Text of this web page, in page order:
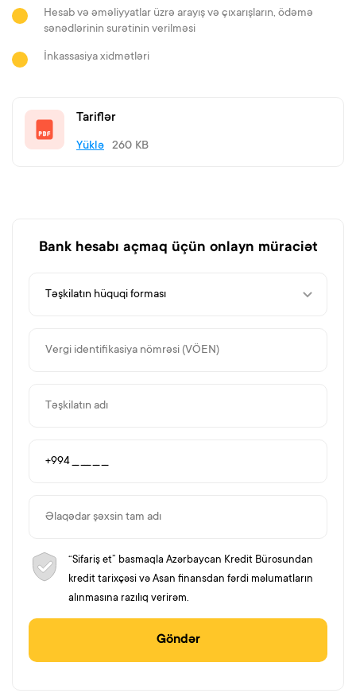
Hesab və əməliyyatlar üzrə arayış və çıxarışların, ödəmə
sənədlərinin surətinin verilməsi
İnkassasiya xidmətləri
Tariflər
Yüklə 260 KB
Bank hesabı açmaq üçün onlayn müraciət
“Sifariş et” basmaqla Azərbaycan Kredit Bürosundan
kredit tarixçəsi və Asan finansdan fərdi məlumatların
alınmasına razılıq verirəm.
Göndər